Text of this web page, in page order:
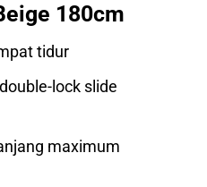
180cm
tidur
lock slide
maximum